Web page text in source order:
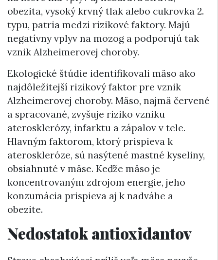
obezita, vysoký krvný tlak alebo cukrovka 2.
typu, patria medzi rizikové faktory. Majú
negatívny vplyv na mozog a podporujú tak
vznik Alzheimerovej choroby.
Ekologické štúdie identifikovali mäso ako
najdôležitejší rizikový faktor pre vznik
Alzheimerovej choroby. Mäso, najmä červené
a spracované, zvyšuje riziko vzniku
aterosklerózy, infarktu a zápalov v tele.
Hlavným faktorom, ktorý prispieva k
ateroskleróze, sú nasýtené mastné kyseliny,
obsiahnuté v mäse. Keďže mäso je
koncentrovaným zdrojom energie, jeho
konzumácia prispieva aj k nadváhe a
obezite.
Nedostatok antioxidantov